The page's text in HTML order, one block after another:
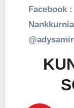
Facebook